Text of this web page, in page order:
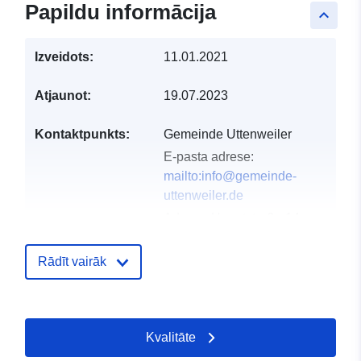
keyboard_arrow_up
Papildu informācija
Izveidots: 11.01.2021
Atjaunot: 19.07.2023
Kontaktpunkts:
Gemeinde Uttenweiler
E-pasta adrese:
mailto:info@gemeinde-
uttenweiler.de
Pievienots data.europa.eu:
Rādīt vairāk
Kvalitāte